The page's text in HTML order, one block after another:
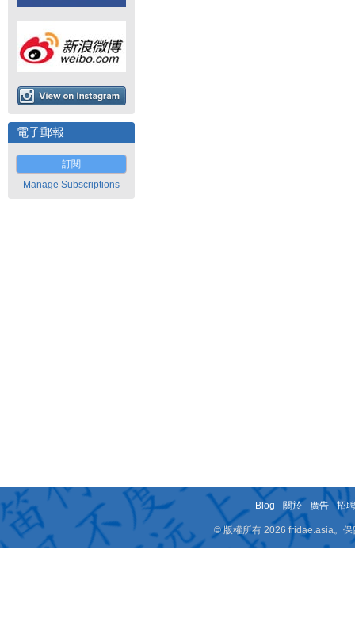
電子郵報
訂閱
Manage Subscriptions
Blog - 關於 - 廣告 -招
© 版權所有 2026 fridae.asia。